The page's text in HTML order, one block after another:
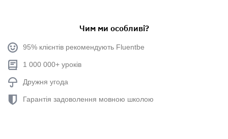
Чим ми особливі?
95% клієнтів рекомендують Fluentbe
1 000 000+ уроків
Дружня угода
Гарантія задоволення мовною школою